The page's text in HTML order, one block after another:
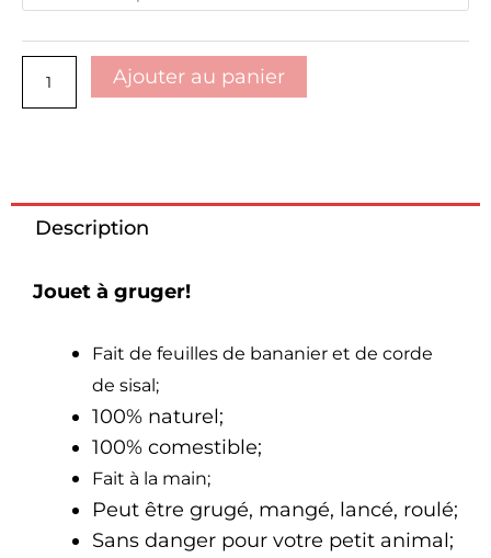
12.99$
Planet
Ajouter au panier
Description
Jouet à gruger!
Fait de feuilles de bananier et de corde
de sisal;
100% naturel;
100% comestible;
Fait à la main;
Peut être grugé, mangé, lancé, roulé;
Sans danger pour votre petit animal;